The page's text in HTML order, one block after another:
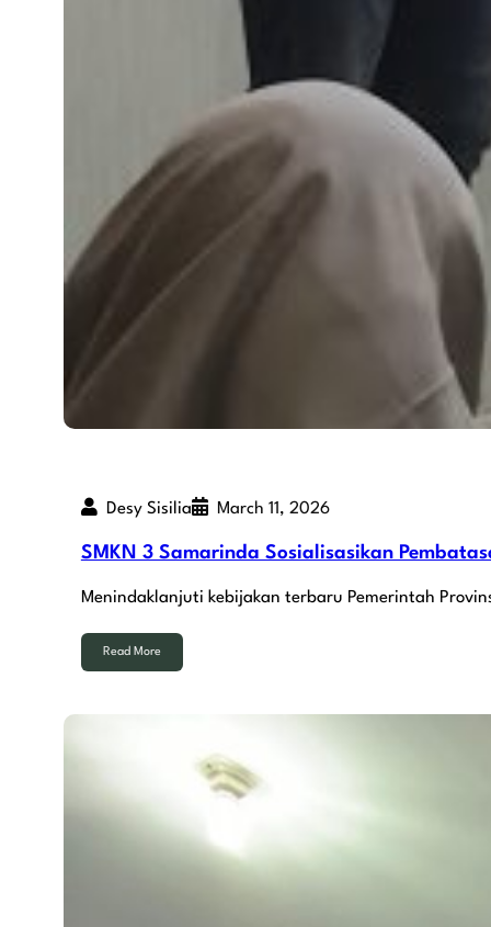
Desy Sisilia March 11, 2026
SMKN 3 Samarinda Sosialisasikan
Menindaklanjuti kebijakan terbaru Pemerintah
Read More